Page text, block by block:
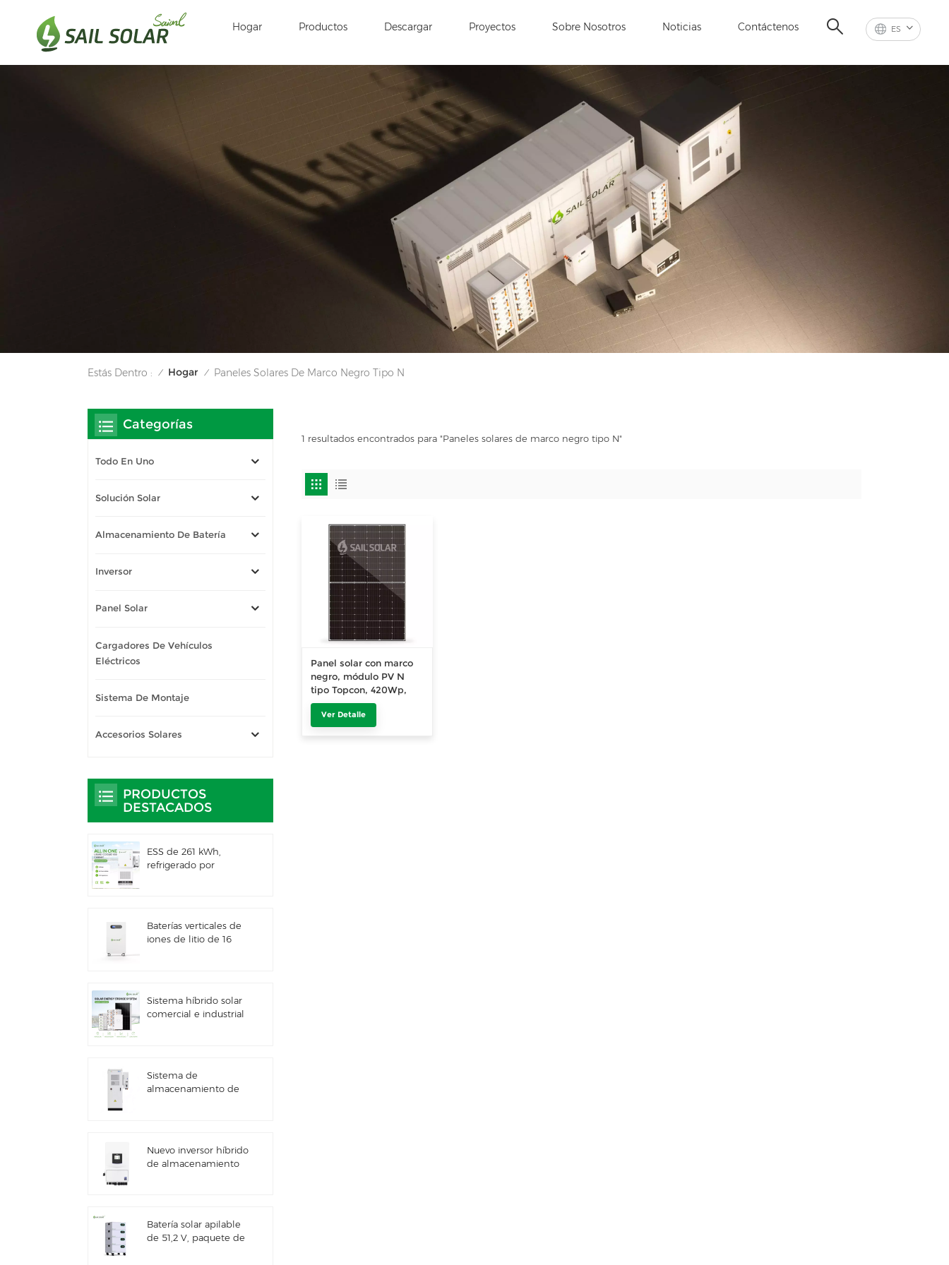
ES
Hogar Productos Descargar Proyectos Sobre Nosotros Noticias Contáctenos
Estás Dentro : / Hogar / Paneles Solares De Marco Negro Tipo N
1 resultados encontrados para "Paneles solares de marco negro tipo N"
Panel solar con marco
negro, módulo PV N
tipo Topcon, 420Wp,
425Wp, 430Wp, 435Wp,
440Wp, stock en Europa
Ver Detalle
Categorías
Todo En Uno
Solución Solar
Almacenamiento De Batería
Inversor
Panel Solar
Cargadores De Vehículos
Eléctricos
Sistema De Montaje
Accesorios Solares
PRODUCTOS
DESTACADOS
ESS de 261 kWh,
refrigerado por
Baterías verticales de
iones de litio de 16
Sistema híbrido solar
comercial e industrial
Sistema de
almacenamiento de
gabinete para baterías
de litio de 60 kWh,
Nuevo inversor híbrido
de almacenamiento
Batería solar apilable
de 51,2 V, paquete de